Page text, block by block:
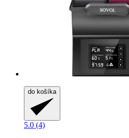
do košíka
5.0 (4)